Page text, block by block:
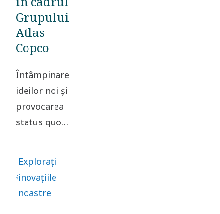
Grupului
Atlas
Copco
Întâmpinarea
ideilor noi și
provocarea
status quo-
pentru
inovația
Explorați
inovațiile
noastre